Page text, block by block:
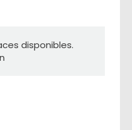
disponibles.